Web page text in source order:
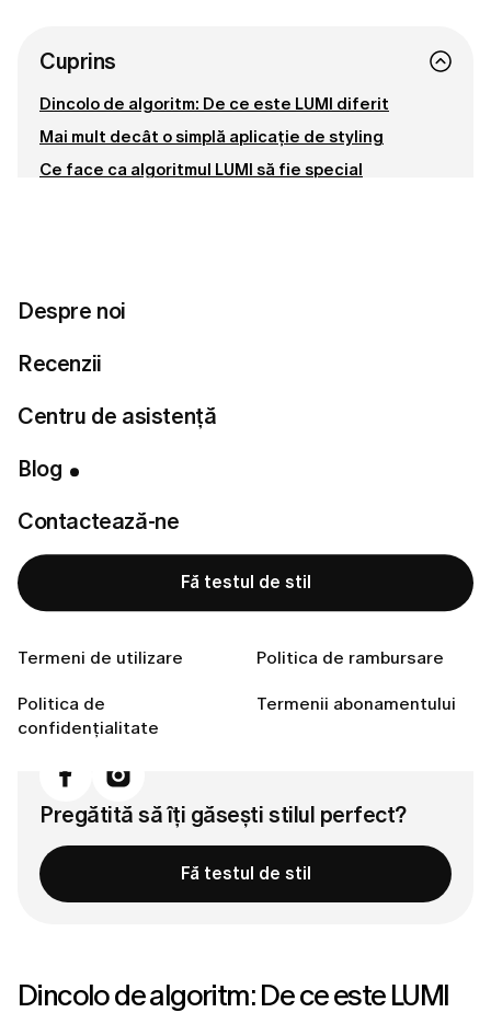
Despre noi
Recenzii
Centru de asistență
Blog
Contactează-ne
Fă testul de stil
Termeni de utilizare Politica de rambursare
Politica de
confidențialitate
Termenii abonamentului
Dincolo de algoritm: De ce este LUMI
Cuprins
Dincolo de algoritm: De ce este LUMI diferit
Mai mult decât o simplă aplicație de styling
Ce face ca algoritmul LUMI să fie special
Transparență: Explicăm motivele din spatele
Învățare adaptivă și perfecționare continuă
Cum beneficiază utilizatoarele de abordarea LUMI
Recomandări mult mai precise
O călătorie stilistică în continuă evoluție
nevoie
Concluzie: Tehnologia din spatele încrederii
Conectează-te cu noi
Pregătită să îți găsești stilul perfect?
Fă testul de stil